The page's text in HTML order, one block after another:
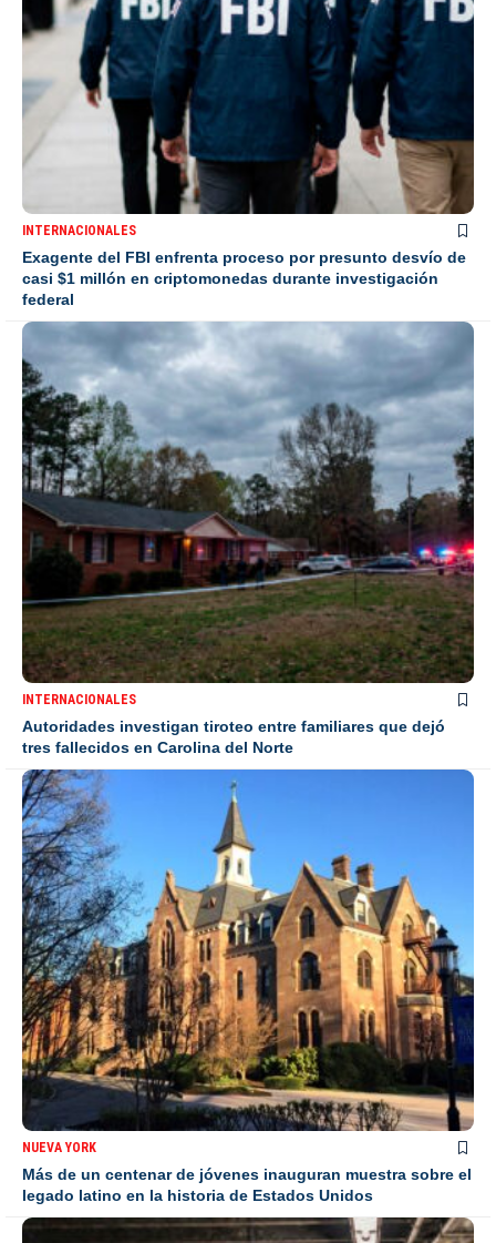
INTERNACIONALES
Exagente del FBI enfrenta proceso por presunto desvío de
casi $1 millón en criptomonedas durante investigación
federal
INTERNACIONALES
Autoridades investigan tiroteo entre familiares que dejó
tres fallecidos en Carolina del Norte
NUEVA YORK
Más de un centenar de jóvenes inauguran muestra sobre el
legado latino en la historia de Estados Unidos